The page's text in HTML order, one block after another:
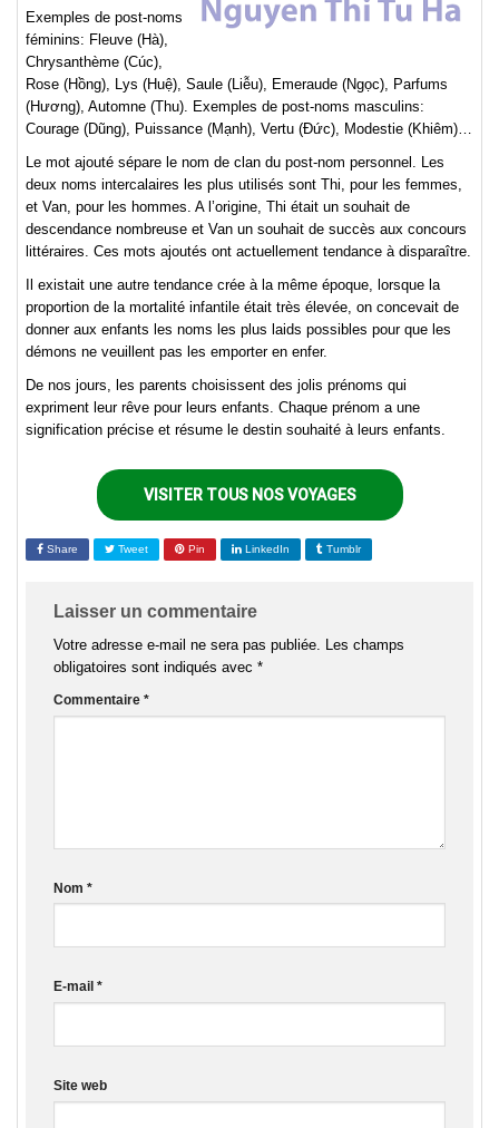
Exemples de post-noms
féminins: Fleuve (Hà),
Chrysanthème (Cúc),
Rose (Hồng), Lys (Huệ), Saule (Liễu), Emeraude (Ngọc), Parfums
(Hương), Automne (Thu). Exemples de post-noms masculins:
Courage (Dũng), Puissance (Mạnh), Vertu (Đức), Modestie (Khiêm)…
Le mot ajouté sépare le nom de clan du post-nom personnel. Les
deux noms intercalaires les plus utilisés sont Thi, pour les femmes,
et Van, pour les hommes. A l’origine, Thi était un souhait de
descendance nombreuse et Van un souhait de succès aux concours
littéraires. Ces mots ajoutés ont actuellement tendance à disparaître.
Il existait une autre tendance crée à la même époque, lorsque la
proportion de la mortalité infantile était très élevée, on concevait de
donner aux enfants les noms les plus laids possibles pour que les
démons ne veuillent pas les emporter en enfer.
De nos jours, les parents choisissent des jolis prénoms qui
expriment leur rêve pour leurs enfants. Chaque prénom a une
signification précise et résume le destin souhaité à leurs enfants.
VISITER TOUS NOS VOYAGES
Share Tweet Pin LinkedIn Tumblr
Laisser un commentaire
Votre adresse e-mail ne sera pas publiée.
Les champs
obligatoires sont indiqués avec *
Commentaire *
Nom *
E-mail *
Site web